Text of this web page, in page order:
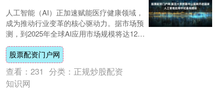
人工智能（AI）正加速赋能医疗健康领域，
成为推动行业变革的核心驱动力。据市场预
测，到2025年全球AI应用市场规模将达1270
亿美元，医疗领域占比超20%。目前....
股票配资门户网
查看： 231 分类： 正规炒股配资
知识网